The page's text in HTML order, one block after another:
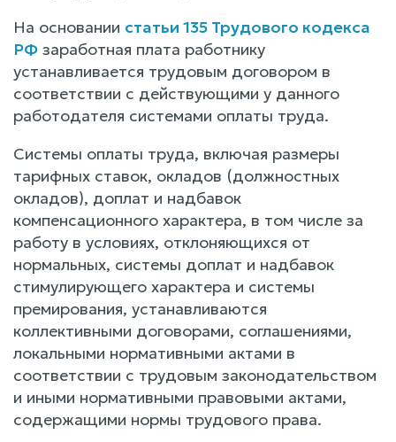
На основании статьи 135 Трудового кодекса
РФ заработная плата работнику
устанавливается трудовым договором в
соответствии с действующими у данного
работодателя системами оплаты труда.
Системы оплаты труда, включая размеры
тарифных ставок, окладов (должностных
окладов), доплат и надбавок
компенсационного характера, в том числе за
работу в условиях, отклоняющихся от
нормальных, системы доплат и надбавок
стимулирующего характера и системы
премирования, устанавливаются
коллективными договорами, соглашениями,
локальными нормативными актами в
соответствии с трудовым законодательством
и иными нормативными правовыми актами,
содержащими нормы трудового права.